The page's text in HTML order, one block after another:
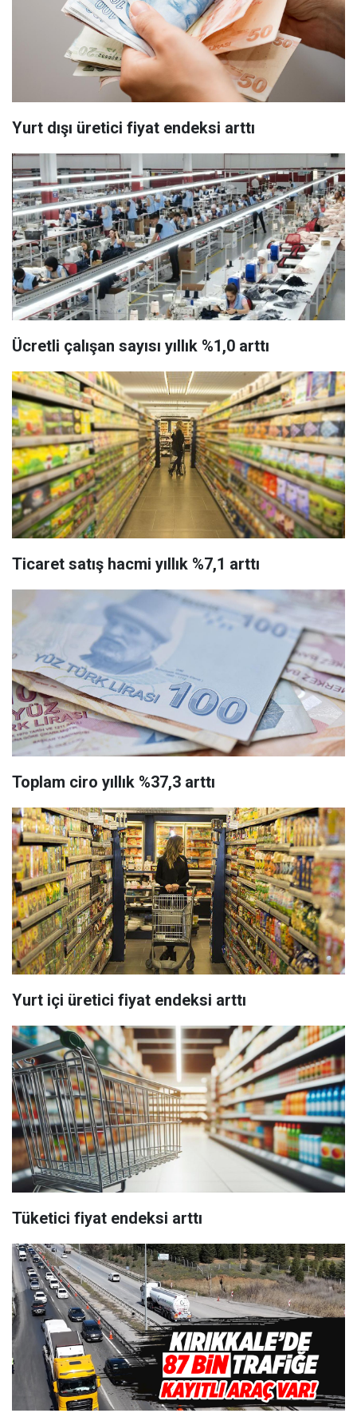
Yurt dışı üretici fiyat endeksi arttı
Ücretli çalışan sayısı yıllık %1,0 arttı
Ticaret satış hacmi yıllık %7,1 arttı
Toplam ciro yıllık %37,3 arttı
Yurt içi üretici fiyat endeksi arttı
Tüketici fiyat endeksi arttı